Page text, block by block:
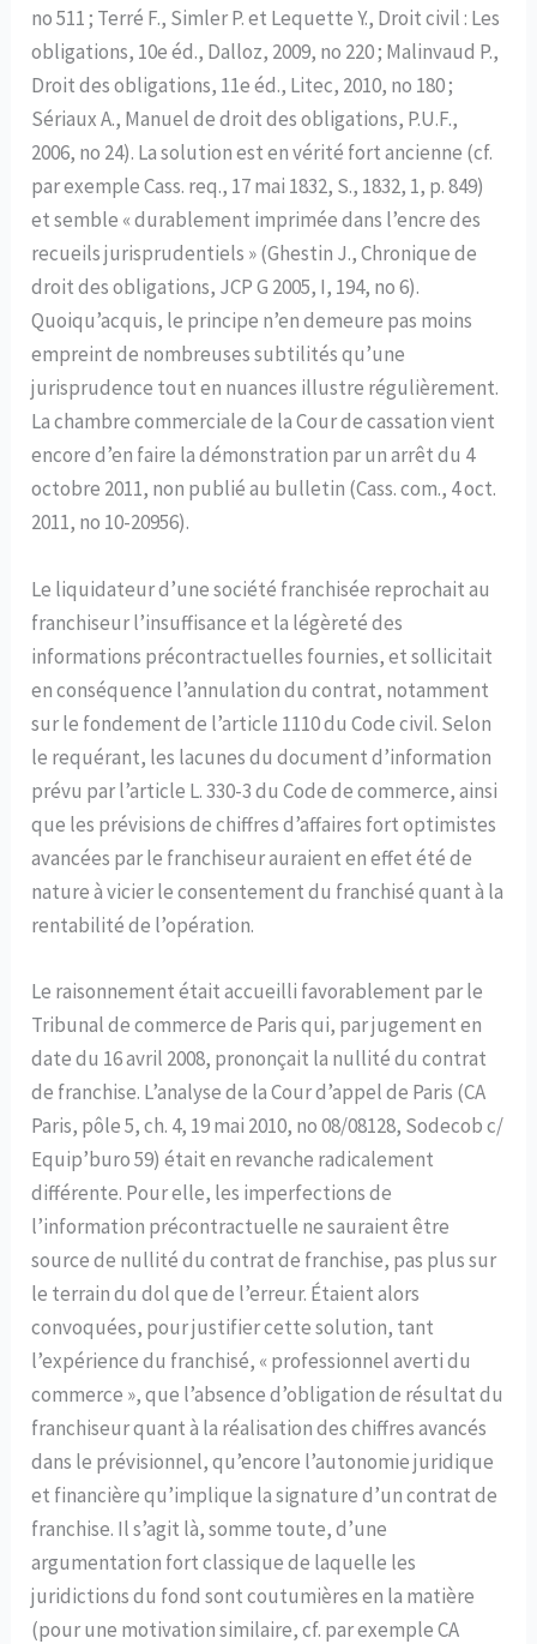
no 511 ; Terré F., Simler P. et Lequette Y., Droit civil : Les
obligations, 10e éd., Dalloz, 2009, no 220 ; Malinvaud P.,
Droit des obligations, 11e éd., Litec, 2010, no 180 ;
Sériaux A., Manuel de droit des obligations, P.U.F.,
2006, no 24). La solution est en vérité fort ancienne (cf.
par exemple Cass. req., 17 mai 1832, S., 1832, 1, p. 849)
et semble « durablement imprimée dans l’encre des
recueils jurisprudentiels » (Ghestin J., Chronique de
droit des obligations, JCP G 2005, I, 194, no 6).
Quoiqu’acquis, le principe n’en demeure pas moins
empreint de nombreuses subtilités qu’une
jurisprudence tout en nuances illustre régulièrement.
La chambre commerciale de la Cour de cassation vient
encore d’en faire la démonstration par un arrêt du 4
octobre 2011, non publié au bulletin (Cass. com., 4 oct.
2011, no 10-20956).
Le liquidateur d’une société franchisée reprochait au
franchiseur l’insuffisance et la légèreté des
informations précontractuelles fournies, et sollicitait
en conséquence l’annulation du contrat, notamment
sur le fondement de l’article 1110 du Code civil. Selon
le requérant, les lacunes du document d’information
prévu par l’article L. 330-3 du Code de commerce, ainsi
que les prévisions de chiffres d’affaires fort optimistes
avancées par le franchiseur auraient en effet été de
nature à vicier le consentement du franchisé quant à la
rentabilité de l’opération.
Le raisonnement était accueilli favorablement par le
Tribunal de commerce de Paris qui, par jugement en
date du 16 avril 2008, prononçait la nullité du contrat
de franchise. L’analyse de la Cour d’appel de Paris (CA
Paris, pôle 5, ch. 4, 19 mai 2010, no 08/08128, Sodecob c/
Equip’buro 59) était en revanche radicalement
différente. Pour elle, les imperfections de
l’information précontractuelle ne sauraient être
source de nullité du contrat de franchise, pas plus sur
le terrain du dol que de l’erreur. Étaient alors
convoquées, pour justifier cette solution, tant
l’expérience du franchisé, « professionnel averti du
commerce », que l’absence d’obligation de résultat du
franchiseur quant à la réalisation des chiffres avancés
dans le prévisionnel, qu’encore l’autonomie juridique
et financière qu’implique la signature d’un contrat de
franchise. Il s’agit là, somme toute, d’une
argumentation fort classique de laquelle les
juridictions du fond sont coutumières en la matière
(pour une motivation similaire, cf. par exemple CA